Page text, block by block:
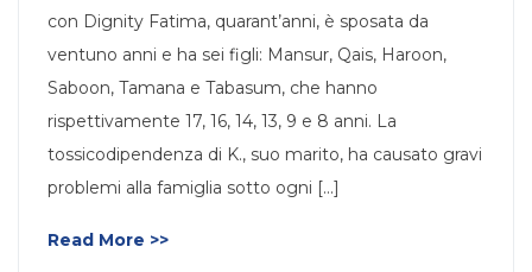
con Dignity Fatima, quarant’anni, è sposata da
ventuno anni e ha sei figli: Mansur, Qais, Haroon,
Saboon, Tamana e Tabasum, che hanno
rispettivamente 17, 16, 14, 13, 9 e 8 anni. La
tossicodipendenza di K., suo marito, ha causato gravi
problemi alla famiglia sotto ogni [...]
Read More >>